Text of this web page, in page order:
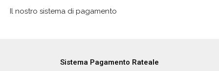
Il nostro sistema di pagamento
Sistema Pagamento Rateale